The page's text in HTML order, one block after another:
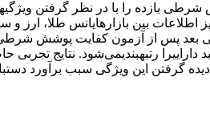
شرطی بازده را با در نظر گرفتن
اطلاعات بین بازارهایانس طلا،
شده است. در مرحله­ی بعد پس از آزمون
رتبه­بندیمی‌شود. نتایج
گرفتن این ویژگی سبب برآورد